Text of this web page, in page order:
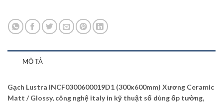
MÔ TẢ
Gạch Lustra INCF0300600019D1 (300x600mm) Xương Ceramic
Matt / Glossy, công nghệ italy in kỹ thuật số dùng ốp tường,